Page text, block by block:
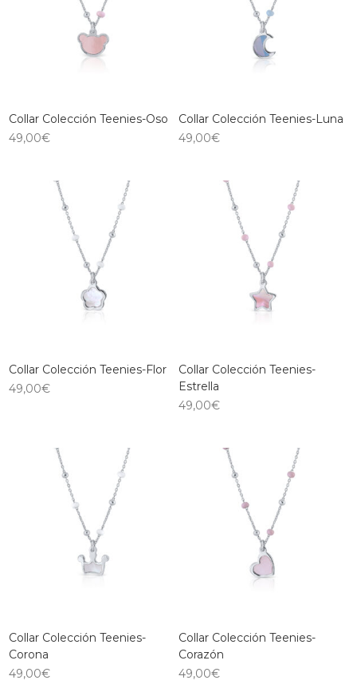
Collar Colección Teenies-Oso
49,00€
Collar Colección Teenies-Luna
49,00€
Collar Colección Teenies-Flor
49,00€
Collar Colección Teenies-
Estrella
49,00€
Collar Colección Teenies-
Corona
49,00€
Collar Colección Teenies-
Corazón
49,00€